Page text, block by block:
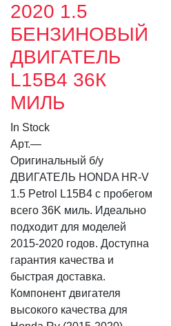
2020 1.5
БЕНЗИНОВЫЙ
ДВИГАТЕЛЬ
L15B4 36К
МИЛЬ
In Stock
Арт.—
Оригинальный б/у
ДВИГАТЕЛЬ HONDA HR-V
1.5 Petrol L15B4 с пробегом
всего 36K миль. Идеально
подходит для моделей
2015-2020 годов. Доступна
гарантия качества и
быстрая доставка.
Компонент двигателя
высокого качества для